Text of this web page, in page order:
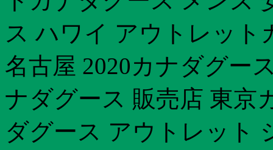
ス ハワイ アウトレッ
名古屋 2020カナダグー
ナダグース 販売店 東京
ダグース アウトレット